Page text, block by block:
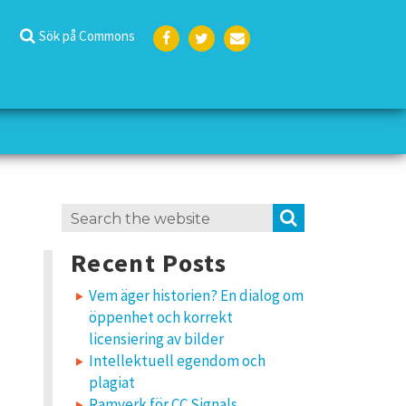
Sök på Commons
k
Search
Recent Posts
Vem äger historien? En dialog om
öppenhet och korrekt
licensiering av bilder
Intellektuell egendom och
plagiat